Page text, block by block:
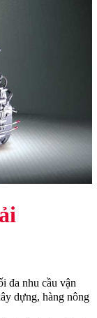
đa nhu cầu vận
dựng, hàng nông